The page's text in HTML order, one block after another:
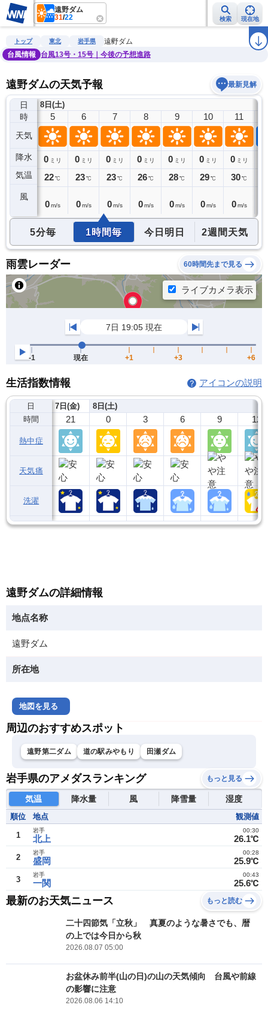
遠野ダム
31/22 検索 現在地
雨雲レーダー 台風情報 地震情報 ラ
トップ 東北 岩手県
遠野ダム
台風情報
台風13号・15号｜今後の予想進路
遠野ダムの天気予報 最新見解
日
時
天気
降水
気温
風
8日(土)
4
0ミリ
22℃
5
0 ミリ
22℃
0 m/s
6
0 ミリ
23℃
0 m/s
7
0 ミリ
23℃
0 m/s
8
0 ミリ
26℃
0 m/s
9
0 ミリ
28℃
0 m/s
10
0 ミリ
29℃
0 m/s
11
0 ミリ
30℃
0 m/s
5分毎 1時間毎 今日明日 2週間天気
雨雲レーダー 60時間先まで見る
生活指数情報 アイコンの説明
日
時間
熱中症
天気痛
洗濯
7日(金)
21
8日(土)
0 3 6 9 12
遠野ダムの詳細情報
地点名称
遠野ダム
所在地
地図を見る
周辺のおすすめスポット
遠野第二ダム 道の駅みやもり 田瀬ダム
岩手県のアメダスランキング もっと見る
気温 降水量 風 降雪量 湿度
順位 地点 観測値
1 北上
岩手
26.1℃
00:30
2 盛岡
岩手
25.9℃
00:28
3 一関
岩手
25.6℃
00:43
最新のお天気ニュース もっと読む
二十四節気「立秋」 真夏のような暑さでも、暦
の上では今日から秋
2026.08.07 05:00
お盆休み前半(山の日)の山の天気傾向 台風や前線
の影響に注意
2026.08.06 14:10